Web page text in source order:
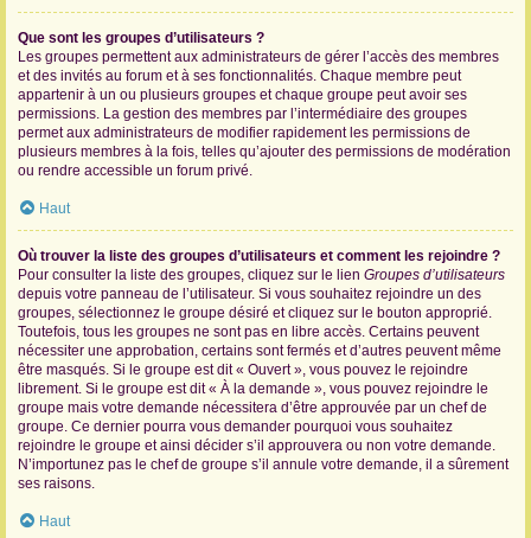
Que sont les groupes d’utilisateurs ?
Les groupes permettent aux administrateurs de gérer l’accès des membres
et des invités au forum et à ses fonctionnalités. Chaque membre peut
appartenir à un ou plusieurs groupes et chaque groupe peut avoir ses
permissions. La gestion des membres par l’intermédiaire des groupes
permet aux administrateurs de modifier rapidement les permissions de
plusieurs membres à la fois, telles qu’ajouter des permissions de modération
ou rendre accessible un forum privé.
Haut
Où trouver la liste des groupes d’utilisateurs et comment les rejoindre ?
Pour consulter la liste des groupes, cliquez sur le lien Groupes d’utilisateurs
depuis votre panneau de l’utilisateur. Si vous souhaitez rejoindre un des
groupes, sélectionnez le groupe désiré et cliquez sur le bouton approprié.
Toutefois, tous les groupes ne sont pas en libre accès. Certains peuvent
nécessiter une approbation, certains sont fermés et d’autres peuvent même
être masqués. Si le groupe est dit « Ouvert », vous pouvez le rejoindre
librement. Si le groupe est dit « À la demande », vous pouvez rejoindre le
groupe mais votre demande nécessitera d’être approuvée par un chef de
groupe. Ce dernier pourra vous demander pourquoi vous souhaitez
rejoindre le groupe et ainsi décider s’il approuvera ou non votre demande.
N’importunez pas le chef de groupe s’il annule votre demande, il a sûrement
ses raisons.
Haut